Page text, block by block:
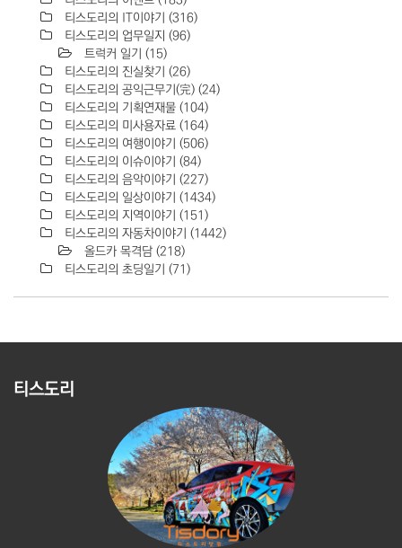
티스도리의 IT이야기 (316)
티스도리의 업무일지 (96)
트럭커 일기 (15)
티스도리의 진실찾기 (26)
티스도리의 공익근무기(完) (24)
티스도리의 기획연재물 (104)
티스도리의 미사용자료 (164)
티스도리의 여행이야기 (506)
티스도리의 이슈이야기 (84)
티스도리의 음악이야기 (227)
티스도리의 일상이야기 (1434)
티스도리의 지역이야기 (151)
티스도리의 자동차이야기 (1442)
올드카 목격담 (218)
티스도리의 초딩일기 (71)
티스도리